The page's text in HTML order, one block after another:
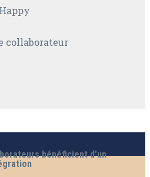
bénéficient d’un